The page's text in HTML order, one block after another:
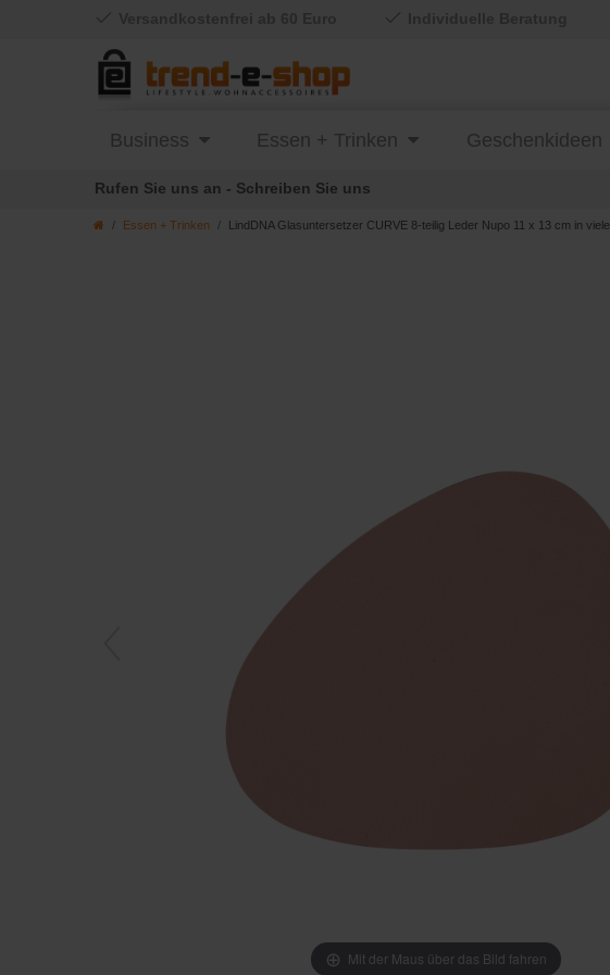
Essen + Trinken LindDNA Glasuntersetzer CURVE 8-teilig Leder Nupo 11 x 13 cm in
Business Essen + Trinken Geschenkideen
Rufen Sie uns an - Schreiben Sie uns
Mit der Maus über das Bild fahren